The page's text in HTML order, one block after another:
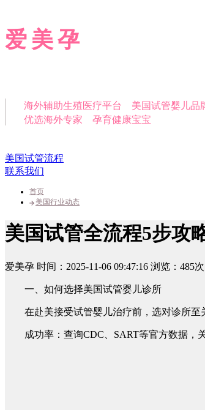
爱美孕
海外辅助生殖医疗平台 美国试管婴儿品
优选海外专家 孕育健康宝宝
美国试管流程
联系我们
首页
美国行业动态
美国试管全流程5步攻
爱美孕 时间：2025-11-06 09:47:16 浏览：485次
一、如何选择美国试管婴儿诊所
在赴美接受试管婴儿治疗前，选对诊所至
成功率：查询CDC、SART等官方数据，关